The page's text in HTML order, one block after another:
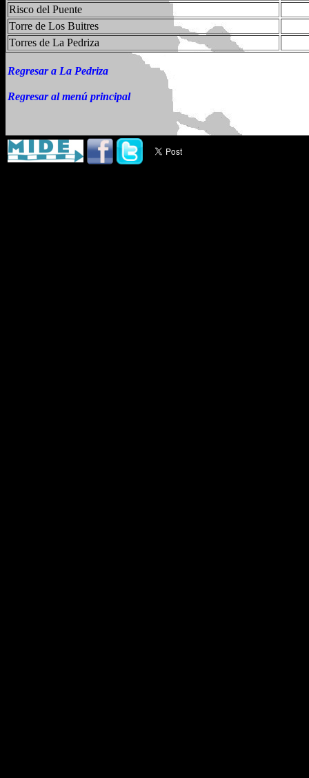
Risco del Puente
Torre de Los Buitres
Torres de La Pedriza
Regresar a La Pedriza
Regresar al menú principal